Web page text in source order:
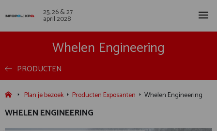
25, 26 & 27
april 2028
Whelen Engineering
PRODUCTEN
Plan je bezoek Producten Exposanten Whelen Engineering
WHELEN ENGINEERING